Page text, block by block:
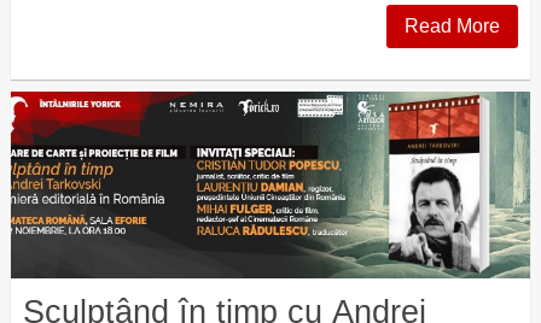
Read More
Sculptând în timp cu Andrei